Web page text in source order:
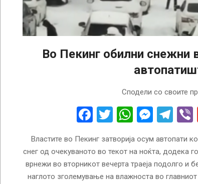
Во Пекинг обилни снежни
Сподели со своите
Facebook
Twitter
Властите во Пекинг затворија осум автопати
снег од очекуваното во текот на ноќта, додека
врнежи во вторникот вечерта траеја подолго и
наглото зголемување на влажноста во